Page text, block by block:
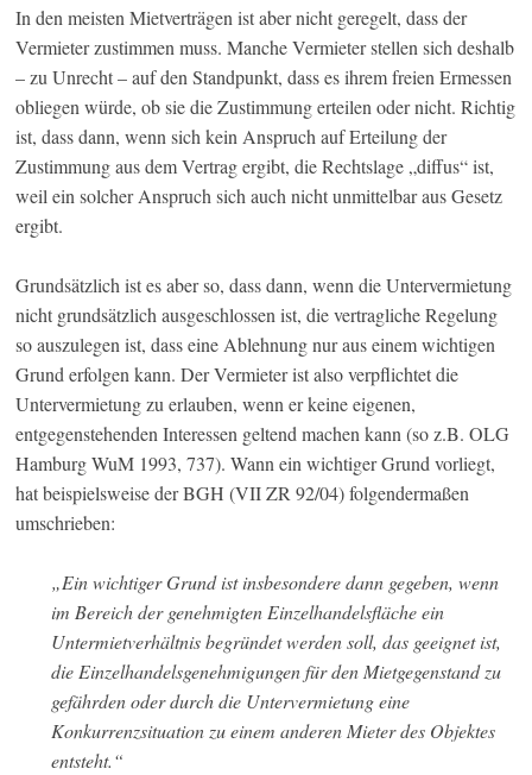
In den meisten Mietverträgen ist aber nicht geregelt, dass der
Vermieter zustimmen muss. Manche Vermieter stellen sich deshalb
– zu Unrecht – auf den Standpunkt, dass es ihrem freien Ermessen
obliegen würde, ob sie die Zustimmung erteilen oder nicht. Richtig
ist, dass dann, wenn sich kein Anspruch auf Erteilung der
Zustimmung aus dem Vertrag ergibt, die Rechtslage „diffus“ ist,
weil ein solcher Anspruch sich auch nicht unmittelbar aus Gesetz
ergibt.
Grundsätzlich ist es aber so, dass dann, wenn die Untervermietung
nicht grundsätzlich ausgeschlossen ist, die vertragliche Regelung
so auszulegen ist, dass eine Ablehnung nur aus einem wichtigen
Grund erfolgen kann. Der Vermieter ist also verpflichtet die
Untervermietung zu erlauben, wenn er keine eigenen,
entgegenstehenden Interessen geltend machen kann (so z.B. OLG
Hamburg WuM 1993, 737). Wann ein wichtiger Grund vorliegt,
hat beispielsweise der BGH (VII ZR 92/04) folgendermaßen
umschrieben:
„Ein wichtiger Grund ist insbesondere dann gegeben, wenn
im Bereich der genehmigten Einzelhandelsfläche ein
Untermietverhältnis begründet werden soll, das geeignet ist,
die Einzelhandelsgenehmigungen für den Mietgegenstand zu
gefährden oder durch die Untervermietung eine
Konkurrenzsituation zu einem anderen Mieter des Objektes
entsteht.“